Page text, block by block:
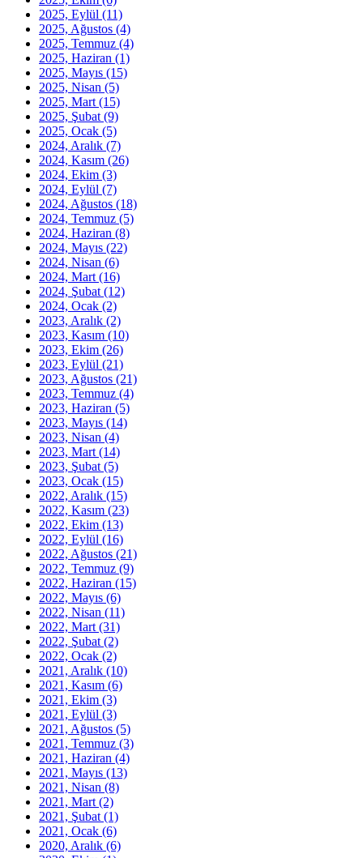
2025, Eylül (11)
2025, Ağustos (4)
2025, Temmuz (4)
2025, Haziran (1)
2025, Mayıs (15)
2025, Nisan (5)
2025, Mart (15)
2025, Şubat (9)
2025, Ocak (5)
2024, Aralık (7)
2024, Kasım (26)
2024, Ekim (3)
2024, Eylül (7)
2024, Ağustos (18)
2024, Temmuz (5)
2024, Haziran (8)
2024, Mayıs (22)
2024, Nisan (6)
2024, Mart (16)
2024, Şubat (12)
2024, Ocak (2)
2023, Aralık (2)
2023, Kasım (10)
2023, Ekim (26)
2023, Eylül (21)
2023, Ağustos (21)
2023, Temmuz (4)
2023, Haziran (5)
2023, Mayıs (14)
2023, Nisan (4)
2023, Mart (14)
2023, Şubat (5)
2023, Ocak (15)
2022, Aralık (15)
2022, Kasım (23)
2022, Ekim (13)
2022, Eylül (16)
2022, Ağustos (21)
2022, Temmuz (9)
2022, Haziran (15)
2022, Mayıs (6)
2022, Nisan (11)
2022, Mart (31)
2022, Şubat (2)
2022, Ocak (2)
2021, Aralık (10)
2021, Kasım (6)
2021, Ekim (3)
2021, Eylül (3)
2021, Ağustos (5)
2021, Temmuz (3)
2021, Haziran (4)
2021, Mayıs (13)
2021, Nisan (8)
2021, Mart (2)
2021, Şubat (1)
2021, Ocak (6)
2020, Aralık (6)